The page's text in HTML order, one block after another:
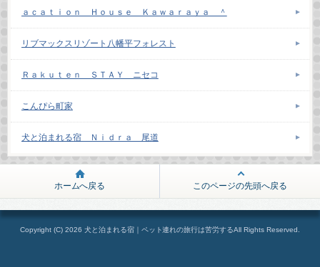
ａｃａｔｉｏｎ Ｈｏｕｓｅ Ｋａｗａｒａｙａ ＾
リブマックスリゾート八幡平フォレスト
Ｒａｋｕｔｅｎ ＳＴＡＹ ニセコ
こんぴら町家
犬と泊まれる宿 Ｎｉｄｒａ 尾道
ホームへ戻る このページの先頭へ戻る
Copyright (C) 2026 犬と泊まれる宿｜ペット連れの旅行は苦労するAll Rights Reserved.